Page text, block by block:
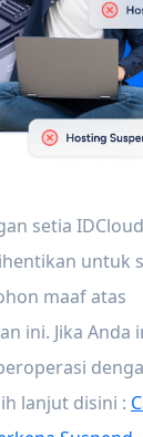
setia
untuk
maaf atas
ini. Jika Anda
lanjut disini :